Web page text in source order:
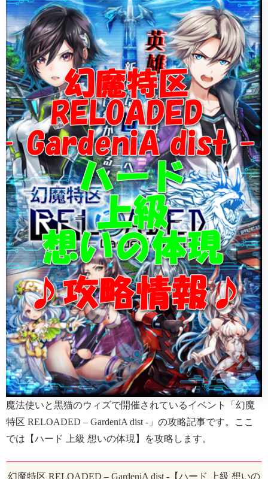
魔法使いと黒猫のウィズで開催されているイベント「幻魔
特区 RELOADED – GardeniA dist -」の攻略記事です。ここ
では【ハード 上級 想いの体現】を攻略します。
幻魔特区 RELOADED – GardeniA dist -【ハード 上級 想いの